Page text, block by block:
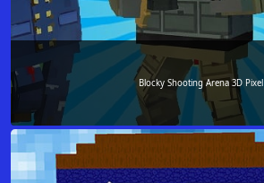
Blocky Shooting Arena 3D Pixel